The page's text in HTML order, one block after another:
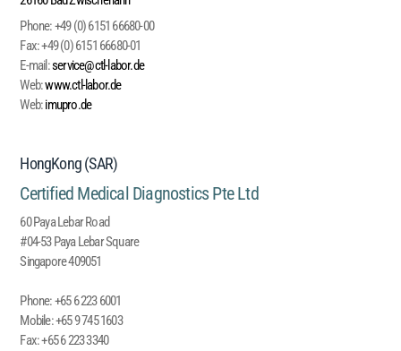
Phone:+49 (0) 6151 66680-00
Fax:+49 (0) 6151 66680-01
E-mail:service@ctl-labor.de
Web:www.ctl-labor.de
Web:imupro.de
HongKong (SAR)
Certified Medical Diagnostics Pte Ltd
60 Paya Lebar Road
#04-53 Paya Lebar Square
Singapore 409051
Phone:+65 6 223 6001
Mobile:+65 9 745 1603
Fax:+65 6 223 3340